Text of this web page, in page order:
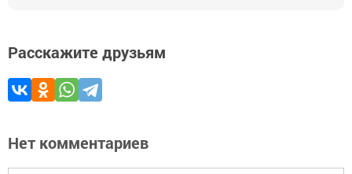
Расскажите друзьям
Нет комментариев